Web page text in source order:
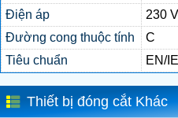
Điện áp
230
Đường cong thuộc tính
C
Tiêu chuẩn
EN/
Thiết bị đóng cắt Khác